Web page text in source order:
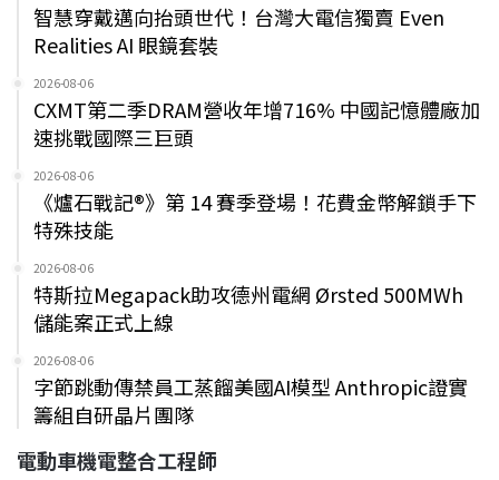
智慧穿戴邁向抬頭世代！台灣大電信獨賣 Even
Realities AI 眼鏡套裝
2026-08-06
CXMT第二季DRAM營收年增716% 中國記憶體廠加
速挑戰國際三巨頭
2026-08-06
《爐石戰記®》第 14 賽季登場！花費金幣解鎖手下
特殊技能
2026-08-06
特斯拉Megapack助攻德州電網 Ørsted 500MWh
儲能案正式上線
2026-08-06
字節跳動傳禁員工蒸餾美國AI模型 Anthropic證實
籌組自研晶片團隊
電動車機電整合工程師